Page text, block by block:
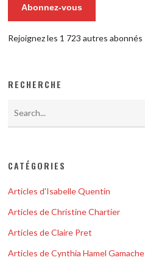
Abonnez-vous
Rejoignez les 1 723 autres abonnés
RECHERCHE
CATÉGORIES
Articles d'Isabelle Quentin
Articles de Christine Chartier
Articles de Claire Pret
Articles de Cynthia Hamel Gamache